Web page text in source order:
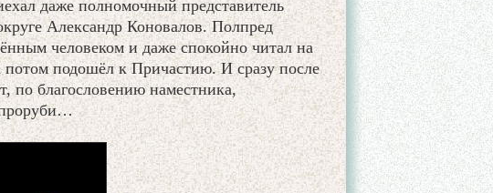
даже полномочный представитель
Александр Коновалов. Полпред
человеком и даже спокойно читал на
потом подошёл к Причастию. И сразу после
по благословению наместника,